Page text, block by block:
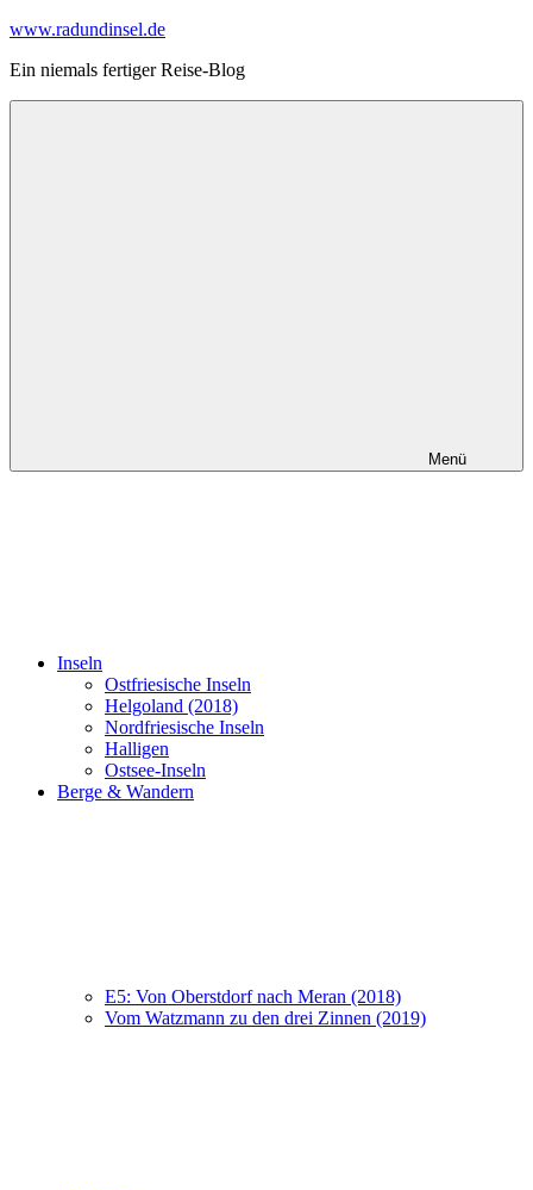
Zum
springen
www.radundinsel.de
Ein niemals fertiger Reise-Blog
Menü
Inseln
Ostfriesische Inseln
Helgoland (2018)
Nordfriesische Inseln
Halligen
Ostsee-Inseln
Berge & Wandern
E5: Von Oberstdorf nach Meran (2018)
Vom Watzmann zu den drei Zinnen (2019)